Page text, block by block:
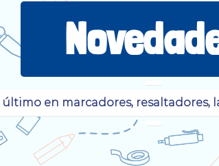
último en marcadores, resaltadores,